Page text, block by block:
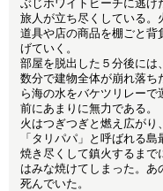
旅人が立ち尽くしている
道具や店の商品を棚ごと背
げていく。
部屋を脱出した５分後には
数分で建物全体が崩れ落
ら海の水をバケツリレー
前にあまりに無力である。
火はつぎつぎと燃え広がり
「タリパパ」と呼ばれる
焼き尽くして鎮火するまで
はみな焼けてしまった。
死んでいた。